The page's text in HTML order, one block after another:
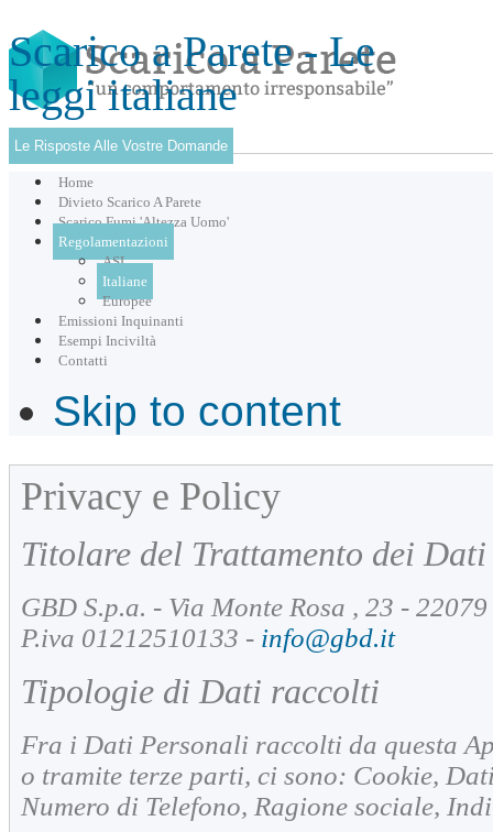
Scarico a Parete - Le
leggi italiane
Le Risposte Alle Vostre Domande
Home
Divieto Scarico A Parete
Scarico Fumi 'Altezza Uomo'
Regolamentazioni
ASL
Italiane
Europee
Emissioni Inquinanti
Esempi Inciviltà
Contatti
Skip to content
Privacy e Policy
Titolare del Trattamento dei Dati
GBD S.p.a. - Via Monte Rosa , 23 -
P.iva 01212510133 - info@gbd.it
Tipologie di Dati raccolti
Fra i Dati Personali raccolti da questa
o tramite terze parti, ci sono: Cookie,
Numero di Telefono, Ragione sociale,